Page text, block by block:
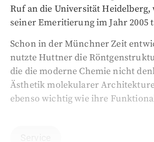
Ruf an die Universität Heidelberg,
seiner Emeritierung im Jahr 2005
Schon in der Münchner Zeit
nutzte Huttner die
die die moderne Chemie nicht
Ästhetik molekularer
ebenso wichtig wie ihre